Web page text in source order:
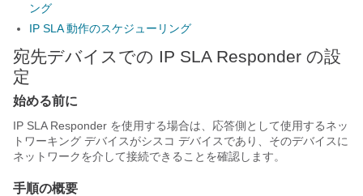
ング
IP SLA 動作のスケジューリング
宛先デバイスでの IP SLA Responder の設
定
始める前に
IP SLA Responder を使用する場合は、応答側として使用するネッ
トワーキング デバイスがシスコ デバイスであり、そのデバイスに
ネットワークを介して接続できることを確認します。
手順の概要